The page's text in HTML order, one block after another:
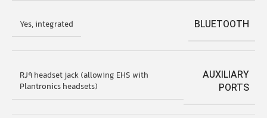
BLUETOOTH
Yes, integrated
AUXILIARY
PORTS
RJ9 headset jack (allowing EHS with
Plantronics headsets)